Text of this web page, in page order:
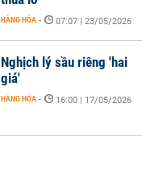
HÀNG HÓA - 07:07 | 23/05/2026
Nghịch lý sầu riêng 'hai
giá'
HÀNG HÓA - 16:00 | 17/05/2026